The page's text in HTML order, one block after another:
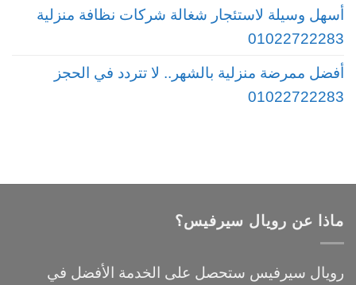
أسهل وسيلة لاستئجار شغالة شركات نظافة منزلية
01022722283
أفضل ممرضة منزلية بالشهر.. لا تتردد في الحجز
01022722283
ماذا عن رويال سيرفيس؟
رويال سيرفيس ستحصل على الخدمة الأفضل في